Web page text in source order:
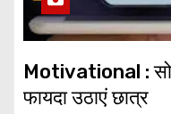
Motivational :
फायदा उठाएं छात्र